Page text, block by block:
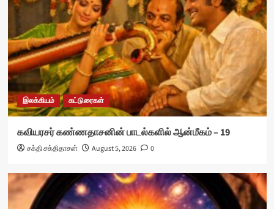
இலக்கியம் கட்டுரைகள்
கவியரசர் கண்ணதாசனின் பாடல்களில் ஆன்மீகம் – 19
சக்தி சக்திதாசன் August 5, 2026 0